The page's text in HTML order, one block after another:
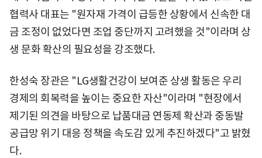
협력사 대표는 "원자재 가격이 급등한 상황에서 신속한 대
금 조정이 없었다면 조업 중단까지 고려했을 것"이라며 상
생 문화 확산의 필요성을 강조했다.
한성숙 장관은 "LG생활건강이 보여준 상생 활동은 우리
경제의 회복력을 높이는 중요한 자산"이라며 "현장에서
제기된 의견을 바탕으로 납품대금 연동제 확산과 중동발
공급망 위기 대응 정책을 속도감 있게 추진하겠다"고 밝혔
다.